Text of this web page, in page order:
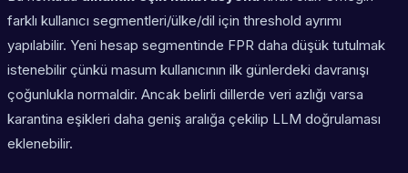
farklı kullanıcı segmentleri/ülke/dil için threshold ayrımı
yapılabilir. Yeni hesap segmentinde FPR daha düşük tutulmak
istenebilir çünkü masum kullanıcının ilk günlerdeki davranışı
çoğunlukla normaldir. Ancak belirli dillerde veri azlığı varsa
karantina eşikleri daha geniş aralığa çekilip LLM doğrulaması
eklenebilir.